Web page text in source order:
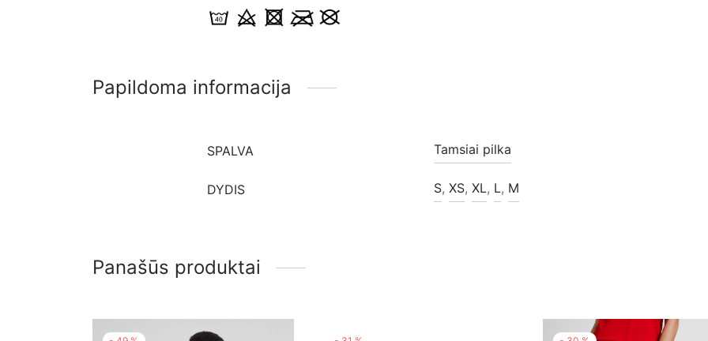
Papildoma informacija
SPALVA Tamsiai pilka
DYDIS S, XS, XL, L, M
Panašūs produktai